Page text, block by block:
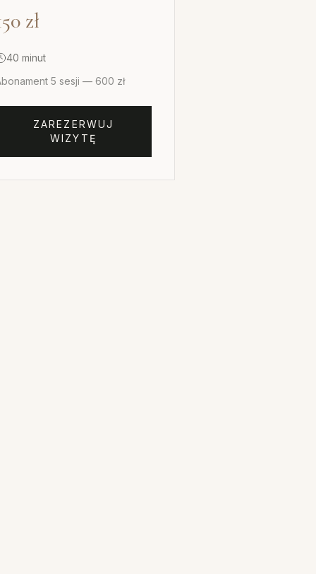
zł
40 minut
5 sesji — 600 zł
ZAREZERWUJ
WIZYTĘ